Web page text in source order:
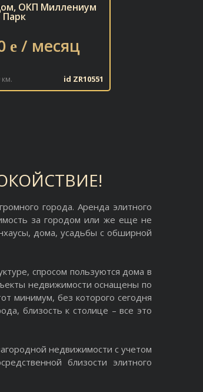
ОКП Миллениум
Парк
e/ месяц
id ZR10551
города. Аренда элитного
за городом или же еще не
дома, усадьбы с обширной
спросом пользуются дома в
недвижимости оснащены по
минимум, без которого сегодня
близость к столице – все это
недвижимости с учетом
близости элитного